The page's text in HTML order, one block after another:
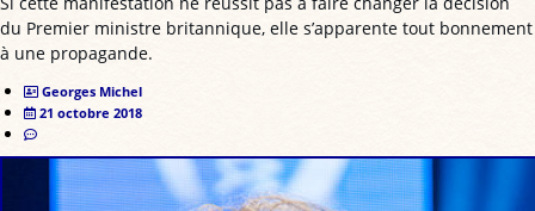
du Premier ministre britannique, elle s’apparente tout bonnement
à une propagande.
Georges Michel
21 octobre 2018